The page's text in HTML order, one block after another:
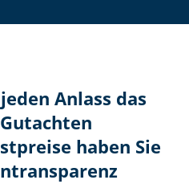
Anlass das
haben Sie